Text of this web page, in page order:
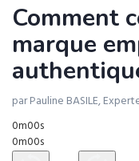
Comment
marque
par Pauline BASILE,
0m00s
0m00s